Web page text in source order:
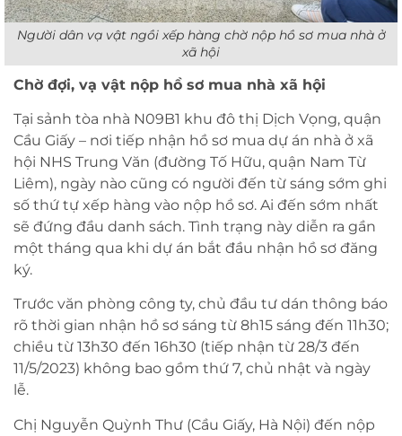
Người dân vạ vật ngồi xếp hàng chờ nộp hồ sơ mua nhà ở
xã hội
Chờ đợi, vạ vật nộp hồ sơ mua nhà xã hội
Tại sảnh tòa nhà N09B1 khu đô thị Dịch Vọng, quận
Cầu Giấy – nơi tiếp nhận hồ sơ mua dự án nhà ở xã
hội NHS Trung Văn (đường Tố Hữu, quận Nam Từ
Liêm), ngày nào cũng có người đến từ sáng sớm ghi
số thứ tự xếp hàng vào nộp hồ sơ. Ai đến sớm nhất
sẽ đứng đầu danh sách. Tình trạng này diễn ra gần
một tháng qua khi dự án bắt đầu nhận hồ sơ đăng
ký.
Trước văn phòng công ty, chủ đầu tư dán thông báo
rõ thời gian nhận hồ sơ sáng từ 8h15 sáng đến 11h30;
chiều từ 13h30 đến 16h30 (tiếp nhận từ 28/3 đến
11/5/2023) không bao gồm thứ 7, chủ nhật và ngày
lễ.
Chị Nguyễn Quỳnh Thư (Cầu Giấy, Hà Nội) đến nộp